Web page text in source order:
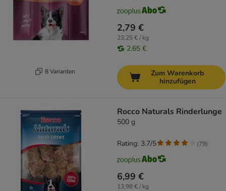
8 Varianten
2,79 €
23,25 € / kg
2,65 €
Zum Warenkorb
hinzufügen
Rocco Naturals Rinderlunge
500 g
6,99 €
13,98 € / kg
Rating: 3.7/5 (79)